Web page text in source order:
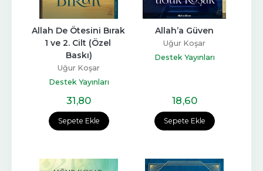
Sepete Ekle
Allah De Ötesini Bırak
1 ve 2. Cilt (Özel
Baskı)
Uğur Koşar
Destek Yayınları
31,80
Sepete Ekle
Allah’a Güven
Uğur Koşar
Destek Yayınları
18,60